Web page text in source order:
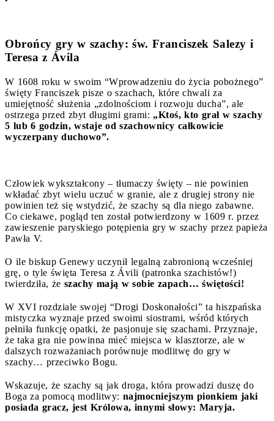
Obrońcy gry w szachy: św. Franciszek Salezy i
Teresa z Ávila
W 1608 roku w swoim “Wprowadzeniu do życia pobożnego”
święty Franciszek pisze o szachach, które chwali za
umiejętność służenia „zdolnościom i rozwoju ducha”, ale
ostrzega przed zbyt długimi grami: „Ktoś, kto grał w szachy
5 lub 6 godzin, wstaje od szachownicy całkowicie
wyczerpany duchowo”.
Człowiek wykształcony – tłumaczy święty – nie powinien
wkładać zbyt wielu uczuć w granie, ale z drugiej strony nie
powinien też się wstydzić, że szachy są dla niego zabawne.
Co ciekawe, pogląd ten został potwierdzony w 1609 r. przez
zawieszenie paryskiego potępienia gry w szachy przez papieża
Pawła V.
O ile biskup Genewy uczynił legalną zabronioną wcześniej
grę, o tyle święta Teresa z Ávili (patronka szachistów!)
twierdziła, że szachy mają w sobie zapach… świętości!
W XVI rozdziale swojej “Drogi Doskonałości” ta hiszpańska
mistyczka wyznaje przed swoimi siostrami, wśród których
pełniła funkcję opatki, że pasjonuje się szachami. Przyznaje,
że taka gra nie powinna mieć miejsca w klasztorze, ale w
dalszych rozważaniach porównuje modlitwę do gry w
szachy… przeciwko Bogu.
Wskazuje, że szachy są jak droga, która prowadzi duszę do
Boga za pomocą modlitwy: najmocniejszym pionkiem jaki
posiada gracz, jest Królowa, innymi słowy: Maryja.